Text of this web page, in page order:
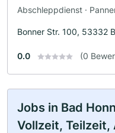
Abschleppdienst ·
Bonner Str. 100, 53332
0.0 (0
Jobs in Bad
Vollzeit, Teilzeit,